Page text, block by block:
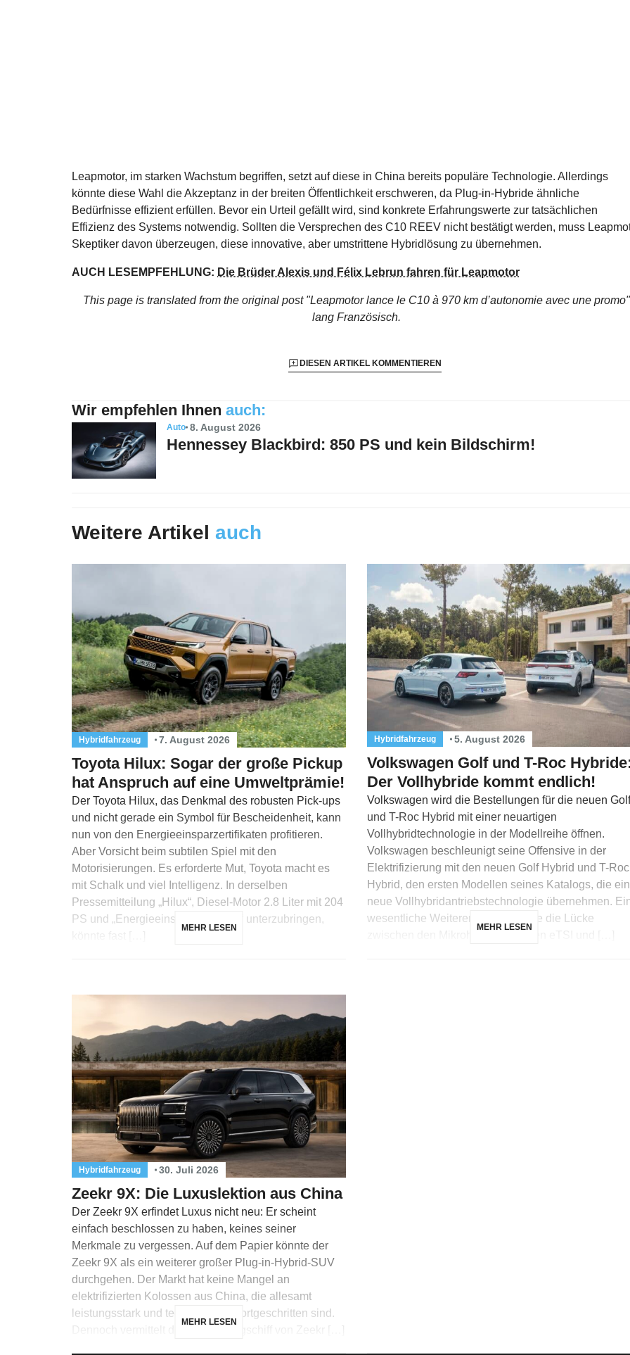
Leapmotor, im starken Wachstum begriffen, setzt auf diese in China bereits populäre Technologie. Allerdings
könnte diese Wahl die Akzeptanz in der breiten Öffentlichkeit erschweren, da Plug-in-Hybride ähnliche
Bedürfnisse effizient erfüllen. Bevor ein Urteil gefällt wird, sind konkrete Erfahrungswerte zur tatsächlichen
Effizienz des Systems notwendig. Sollten die Versprechen des C10 REEV nicht bestätigt werden, muss
Skeptiker davon überzeugen, diese innovative, aber umstrittene Hybridlösung zu übernehmen.
AUCH LESEMPFEHLUNG: Die Brüder Alexis und Félix Lebrun fahren für Leapmotor
This page is translated from the original post "Leapmotor lance le C10 à 970 km d’autonomie avec une promo"
lang Französisch.
DIESEN ARTIKEL KOMMENTIEREN
Wir empfehlen Ihnen auch:
Auto 8. August 2026
Hennessey Blackbird: 850 PS und kein Bildschirm!
Weitere Artikel auch
Hybridfahrzeug 7. August 2026
Toyota Hilux: Sogar der große Pickup
hat Anspruch auf eine Umweltprämie!
Der Toyota Hilux, das Denkmal des robusten Pick-ups
und nicht gerade ein Symbol für Bescheidenheit, kann
nun von den Energieeinsparzertifikaten profitieren.
Aber Vorsicht beim subtilen Spiel mit den
Motorisierungen. Es erforderte Mut, Toyota macht es
mit Schalk und viel Intelligenz. In derselben
Pressemitteilung „Hilux“, Diesel-Motor 2.8 Liter mit 204
PS und „Energieeinsparzertifikate“ unterzubringen,
MEHR LESEN
Hybridfahrzeug 5. August 2026
Volkswagen Golf und T-Roc
Der Vollhybride kommt endlich!
Volkswagen wird die Bestellungen für die neuen Golf
und T-Roc Hybrid mit einer neuartigen
Vollhybridtechnologie in der Modellreihe öffnen.
Volkswagen beschleunigt seine Offensive in der
Elektrifizierung mit den neuen Golf Hybrid und T-Roc
Hybrid, den ersten Modellen seines Katalogs, die
neue Vollhybridantriebstechnologie übernehmen.
wesentliche Weiterentwicklung, die die Lücke
MEHR LESEN
Hybridfahrzeug 30. Juli 2026
Zeekr 9X: Die Luxuslektion aus China
Der Zeekr 9X erfindet Luxus nicht neu: Er scheint
einfach beschlossen zu haben, keines seiner
Merkmale zu vergessen. Auf dem Papier könnte der
Zeekr 9X als ein weiterer großer Plug-in-Hybrid-SUV
durchgehen. Der Markt hat keine Mangel an
elektrifizierten Kolossen aus China, die allesamt
leistungsstark und technologisch fortgeschritten sind.
MEHR LESEN